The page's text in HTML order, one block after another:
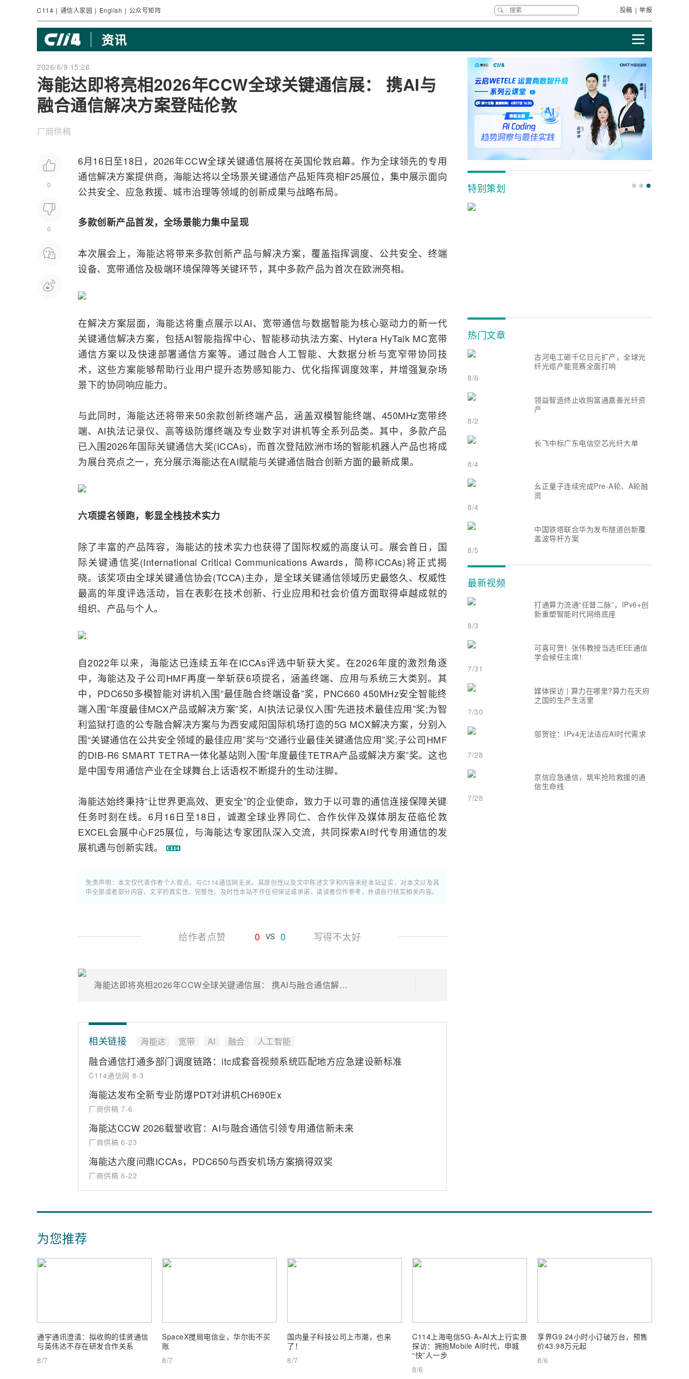
C114 | 通信人家园 | English | 公众号矩阵 投稿 | 举报
资讯
2026/6/9 15:26
海能达即将亮相2026年CCW全球关键通信展： 携AI与
融合通信解决方案登陆伦敦
厂商供稿
0
0
6月16日至18日，2026年CCW全球关键通信展将在英国伦敦启幕。作为全球领先的专用
通信解决方案提供商， 海能达将以全场景关键通信产品矩阵亮相F25展位，集中展示面向
公共安全、应急救援、城市治理等领域的创新成果与战略布局。
多款创新产品首发，全场景能力集中呈现
本次展会上，海能达将带来多款创新产品与解决方案，覆盖指挥调度、公共安全、终端
设备、 宽带通信及极端环境保障等关键环节，其中多款产品为首次在欧洲亮相。
在解决方案层面，海能达将重点展示以AI、宽带通信与数据智能为核心驱动力的新一代
关键通信解决方案，包括AI智能指挥中心、智能移动执法方案、Hytera HyTalk MC宽带
通信方案以及快速部署通信方案等。通过融合人工智能、大数据分析与宽窄带协同技
术，这些方案能够帮助行业用户提升态势感知能力、优化指挥调度效率，并增强复杂场
景下的协同响应能力。
与此同时，海能达还将带来50余款创新终端产品，涵盖双模智能终端、450MHz宽带终
端、AI执法记录仪、高等级防爆终端及专业数字对讲机等全系列品类。其中，多款产品
已入围2026年国际关键通信大奖(ICCAs)，而首次登陆欧洲市场的智能机器人产品也将成
为展台亮点之一，充分展示海能达在AI赋能与关键通信融合创新方面的最新成果。
六项提名领跑，彰显全栈技术实力
除了丰富的产品阵容，海能达的技术实力也获得了国际权威的高度认可。展会首日，国
际关键通信奖(International Critical Communications Awards，简称ICCAs)将正式揭
晓。该奖项由全球关键通信协会(TCCA)主办，是全球关键通信领域历史最悠久、权威性
最高的年度评选活动，旨在表彰在技术创新、行业应用和社会价值方面取得卓越成就的
组织、产品与个人。
自2022年以来，海能达已连续五年在ICCAs评选中斩获大奖。在2026年度的激烈角逐
中，海能达及子公司HMF再度一举斩获6项提名，涵盖终端、应用与系统三大类别。其
中，PDC650多模智能对讲机入围“最佳融合终端设备”奖，PNC660 450MHz安全智能终
端入围“年度最佳MCX产品或解决方案”奖，AI执法记录仪入围“先进技术最佳应用”奖;为智
利监狱打造的公专融合解决方案与为西安咸阳国际机场打造的5G MCX解决方案，分别入
围“关键通信在公共安全领域的最佳应用”奖与“交通行业最佳关键通信应用”奖;子公司HMF
的DIB-R6 SMART TETRA一体化基站则入围“年度最佳TETRA产品或解决方案”奖。这也
是中国专用通信产业在全球舞台上话语权不断提升的生动注脚。
海能达始终秉持“让世界更高效、更安全”的企业使命，致力于以可靠的通信连接保障关键
任务时刻在线。6月16日至18日，诚邀全球业界同仁、合作伙伴及媒体朋友莅临伦敦
EXCEL会展中心F25展位，与海能达专家团队深入交流，共同探索AI时代专用通信的发
展机遇与创新实践。
免责声明：本文仅代表作者个人观点，与C114通信网无关。其原创性以及文中陈述文字和内容未经本站证实，对本文以及其
中全部或者部分内容、文字的真实性、完整性、及时性本站不作任何保证或承诺，请读者仅作参考，并请自行核实相关内容。
给作者点赞 0 VS 0 写得不太好
海能达即将亮相2026年CCW全球关键通信展： 携AI与融合通信解决方案登陆伦敦
相关链接 海能达 宽带 AI 融合 人工智能
融合通信打通多部门调度链路：itc成套音视频系统匹配地方应急建设新标准
C114通信网 8-3
海能达发布全新专业防爆PDT对讲机CH690Ex
厂商供稿 7-6
海能达CCW 2026载誉收官：AI与融合通信引领专用通信新未来
厂商供稿 6-23
海能达六度问鼎ICCAs，PDC650与西安机场方案摘得双奖
厂商供稿 6-22
特别策划
热门文章
古河电工砸千亿日元扩产，全球光
纤光缆产能竞赛全面打响
8/6
领益智造终止收购富通嘉善光纤资
产
8/2
长飞中标广东电信空芯光纤大单
8/4
幺正量子连续完成Pre-A轮、A轮融
资
8/4
中国铁塔联合华为发布隧道创新覆
盖波导杆方案
8/5
最新视频
打通算力流通“任督二脉”，IPv6+创
新重塑智能时代网络底座
8/3
可喜可贺！张伟教授当选IEEE通信
学会候任主席！
7/31
媒体探访 | 算力在哪里?算力在天府
之国的生产生活里
7/30
邬贺铨：IPv4无法适应AI时代需求
7/28
京信应急通信，筑牢抢险救援的通
信生命线
7/28
为您推荐
通宇通讯澄清：拟收购的佳贤通信
与英伟达不存在研发合作关系
8/7
SpaceX搅局电信业，华尔街不买
账
8/7
国内量子科技公司上市潮，也来
了！
8/7
C114上海电信5G-A×AI大上行实景
探访：拥抱Mobile AI时代，申城
“快”人一步
8/6
享界G9 24小时小订破万台，预售
价43.98万元起
8/6